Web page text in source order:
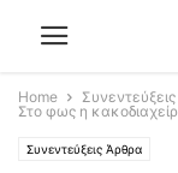
Home
Στο φως η
Συνεντεύξεις Άρθρα